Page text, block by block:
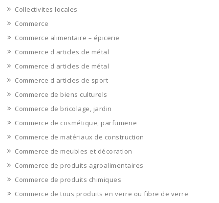
Collectivites locales
Commerce
Commerce alimentaire – épicerie
Commerce d'articles de métal
Commerce d'articles de métal
Commerce d'articles de sport
Commerce de biens culturels
Commerce de bricolage, jardin
Commerce de cosmétique, parfumerie
Commerce de matériaux de construction
Commerce de meubles et décoration
Commerce de produits agroalimentaires
Commerce de produits chimiques
Commerce de tous produits en verre ou fibre de verre